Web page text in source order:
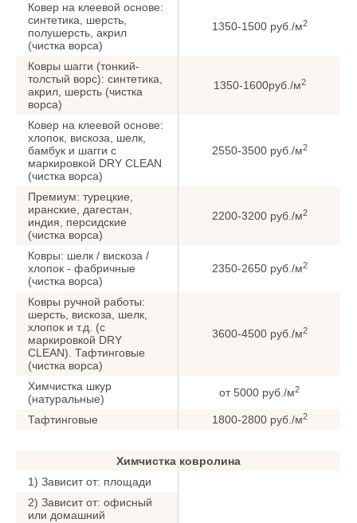
Ковер на клеевой основе:
синтетика, шерсть,
полушерсть, акрил
(чистка ворса)
1350-1500 руб./м2
Ковры шагги (тонкий-
толстый ворс): синтетика,
акрил, шерсть (чистка
ворса)
1350-1600руб./м2
Ковер на клеевой основе:
хлопок, вискоза, шелк,
бамбук и шагги с
маркировкой DRY CLEAN
(чистка ворса)
2550-3500 руб./м2
Премиум: турецкие,
иранские, дагестан,
индия, персидские
(чистка ворса)
2200-3200 руб./м2
Ковры: шелк / вискоза /
хлопок - фабричные
(чистка ворса)
2350-2650 руб./м2
Ковры ручной работы:
шерсть, вискоза, шелк,
хлопок и т.д. (с
маркировкой DRY
CLEAN). Тафтинговые
(чистка ворса)
3600-4500 руб./м2
Химчистка шкур
(натуральные)
от 5000 руб./м2
Тафтинговые 1800-2800 руб./м2
Химчистка ковролина
1) Зависит от: площади
2) Зависит от: офисный
или домашний